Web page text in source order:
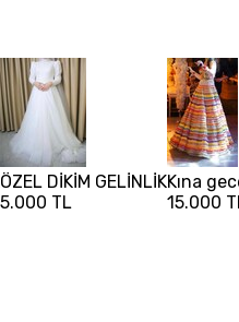
ÖZEL DİKİM GELİNLİK
5.000 TL
Kına
15.000